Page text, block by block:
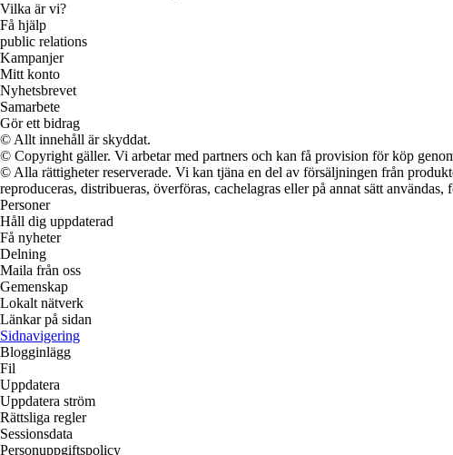
Vilka är vi?
Få hjälp
public relations
Kampanjer
Mitt konto
Nyhetsbrevet
Samarbete
Gör ett bidrag
© Allt innehåll är skyddat.
© Copyright gäller. Vi arbetar med partners och kan få provision för köp
© Alla rättigheter reserverade. Vi kan tjäna en del av försäljningen från
reproduceras, distribueras, överföras, cachelagras eller på annat sätt
Personer
Håll dig uppdaterad
Få nyheter
Delning
Maila från oss
Gemenskap
Lokalt nätverk
Länkar på sidan
Sidnavigering
Blogginlägg
Fil
Uppdatera
Uppdatera ström
Rättsliga regler
Sessionsdata
Personuppgiftspolicy